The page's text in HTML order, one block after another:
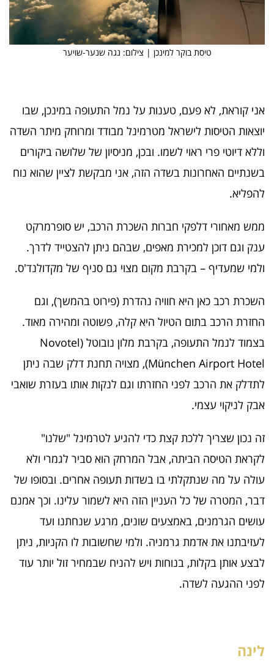
טיסת בוקר למינכן | צילום: נגה שנער-שויער
אני קוראת, לא פעם, טענות על נמל התעופה במינכן, שבו
יוצאות הטיסות לישראל מטרמינל מבודד ומרוחק מיתר השדה
וללא דיוטי פרי ראוי לשמו. ובכן, מניסיון של שלושה ביקורים
בשנתיים האחרונות בשדה הזה, אני מבקשת לציין שהוא נוח
להפליא.
ממש מאחורי דלפקי חברות השכרת הרכב, יש סופרמרקט
ענק וגם דוכן למכירת מאפים, שבהם ניתן להצטייד לדרך.
ולמי שמעדיף – בקרבת מקום מצוי גם סניף של מקדולנד'ס.
השכרת רכב כאן היא חוויה נהדרת (פירוט בהמשך), וגם
החזרת הרכב בתום הטיול היא קלה, פשוטה ומהירה מאוד.
בצמוד לנמל התעופה, בקרבת מלון נובוטל (Novotel
München Airport Hotel), מצויה תחנת דלק שבה ניתן
לתדלק את הרכב לפני החזרתו וגם לנקות אותו בעזרת שואבי
אבק לניקוי עצמי.
זה נכון שצריך ללכת קצת כדי להגיע לטרמינל "שלנו"
לקראת הטיסה הביתה, אבל המרחק הוא סביר לגמרי ולא
עולה על מה שנתקלתי בו בשדות תעופה אחרים. ובסופו של
דבר, המטרה של כל העניין הזה היא לשמור עלינו. וכך אמנם
עושים הגרמנים, באמצעים שונים, מרגע שנחתנו ועד
לעזיבתנו את אדמת גרמניה. ולמי שחשובות לו הקניות, ניתן
לבצע אותן בקלות, בנוחות ויש להניח שבמחיר זול יותר עוד
לפני ההגעה לשדה.
לינה